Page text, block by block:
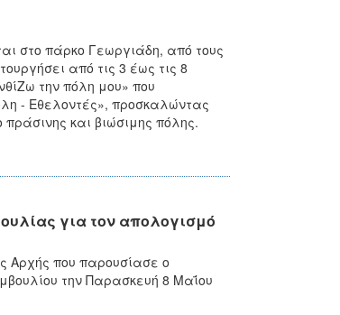
στο πάρκο Γεωργιάδη, από τους
από τις 3 έως τις 8
την πόλη μου» που
- Εθελοντές», προσκαλώντας
και βιώσιμης πόλης.
για τον απολογισμό
Αρχής που παρουσίασε ο
την Παρασκευή 8 Μαΐου